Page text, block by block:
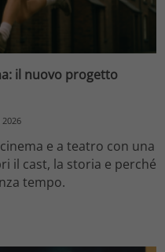
il nuovo progetto
e a teatro con una
il cast, la storia e perché
tempo.